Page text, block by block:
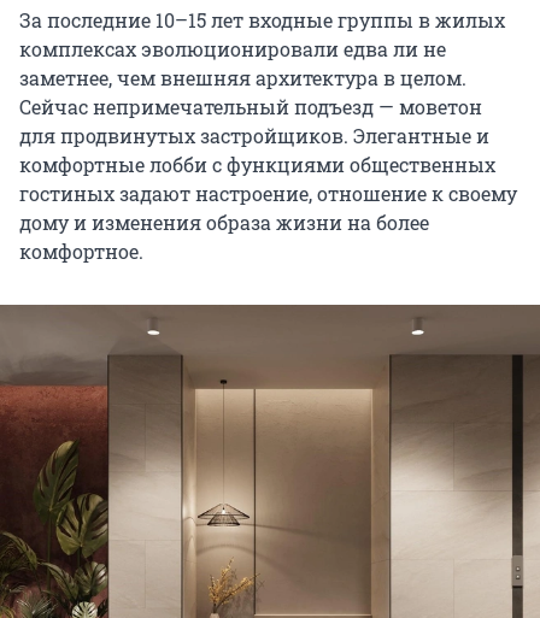
За последние 10–15 лет входные группы в жилых
комплексах эволюционировали едва ли не
заметнее, чем внешняя архитектура в целом.
Сейчас непримечательный подъезд — моветон
для продвинутых застройщиков. Элегантные и
комфортные лобби с функциями общественных
гостиных задают настроение, отношение к своему
дому и изменения образа жизни на более
комфортное.